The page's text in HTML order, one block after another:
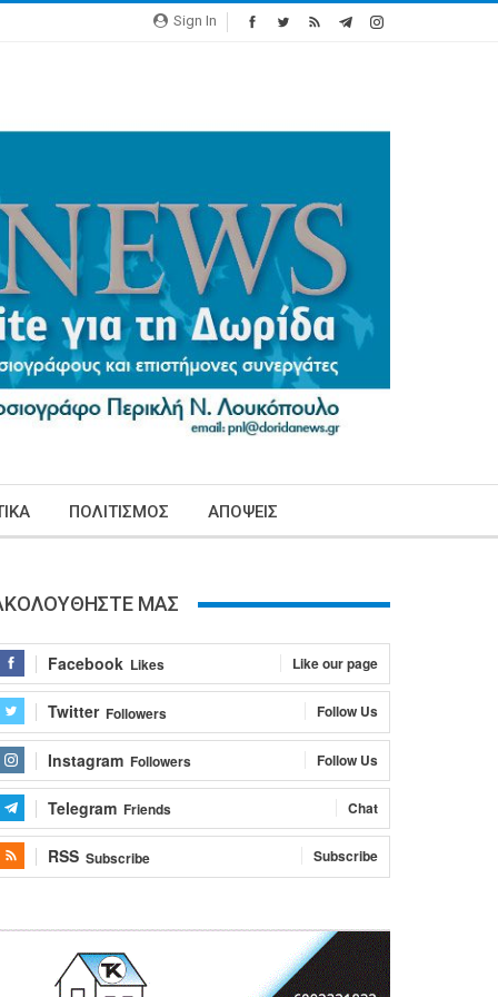
Sign In
ΠΟΛΙΤΙΣΜΟΣ ΑΠΟΨΕΙΣ
ΜΑΣ
Facebook Likes Like our page
Twitter Followers Follow Us
Instagram Followers Follow Us
Telegram Friends Chat
RSS Subscribe Subscribe